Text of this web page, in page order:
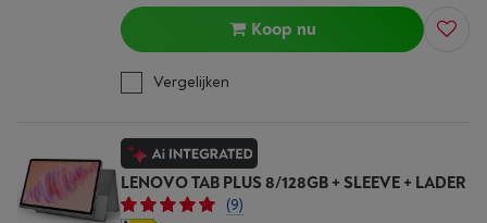
Koop nu
Vergelijken
LENOVO TAB PLUS 8/128GB + SLEEVE + LADER
(9)